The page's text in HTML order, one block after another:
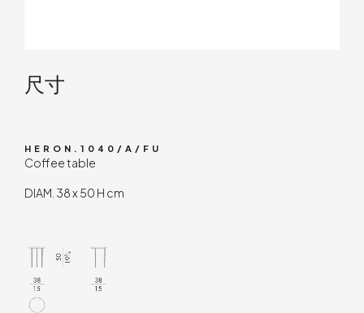
尺寸
HERON.1040/A/FU
Coffee table
DIAM. 38 x 50 H cm